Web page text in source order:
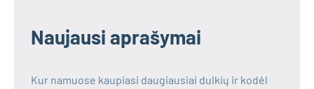
Naujausi aprašymai
Kur namuose kaupiasi daugiausiai dulkių ir kodėl